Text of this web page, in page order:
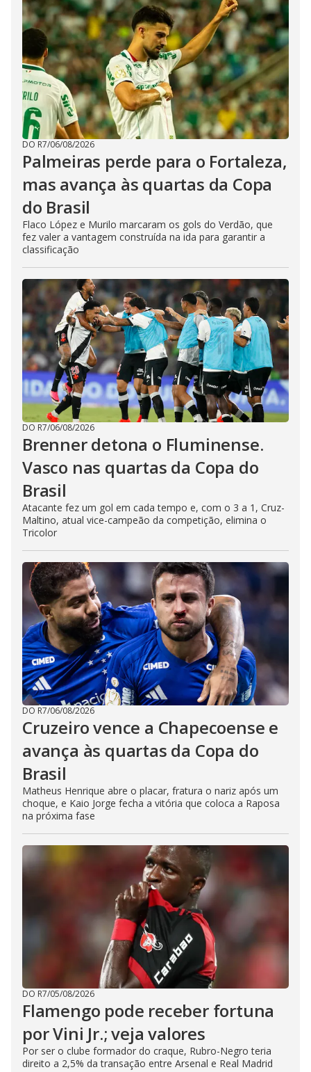
DO R7/06/08/2026
Palmeiras perde para o Fortaleza,
mas avança às quartas da Copa
do Brasil
Flaco López e Murilo marcaram os gols do Verdão, que
fez valer a vantagem construída na ida para garantir a
classificação
DO R7/06/08/2026
Brenner detona o Fluminense.
Vasco nas quartas da Copa do
Brasil
Atacante fez um gol em cada tempo e, com o 3 a 1, Cruz-
Maltino, atual vice-campeão da competição, elimina o
Tricolor
DO R7/06/08/2026
Cruzeiro vence a Chapecoense e
avança às quartas da Copa do
Brasil
Matheus Henrique abre o placar, fratura o nariz após um
choque, e Kaio Jorge fecha a vitória que coloca a Raposa
na próxima fase
DO R7/05/08/2026
Flamengo pode receber fortuna
por Vini Jr.; veja valores
Por ser o clube formador do craque, Rubro-Negro teria
direito a 2,5% da transação entre Arsenal e Real Madrid